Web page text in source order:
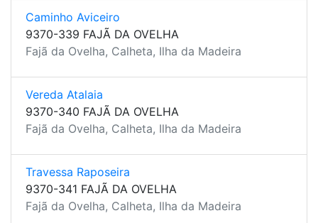
Caminho Aviceiro
9370-339 FAJÃ DA OVELHA
Fajã da Ovelha, Calheta, Ilha da Madeira
Vereda Atalaia
9370-340 FAJÃ DA OVELHA
Fajã da Ovelha, Calheta, Ilha da Madeira
Travessa Raposeira
9370-341 FAJÃ DA OVELHA
Fajã da Ovelha, Calheta, Ilha da Madeira